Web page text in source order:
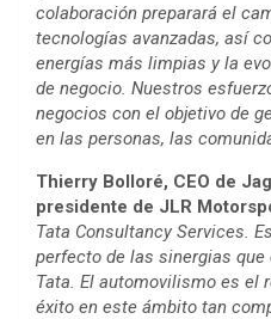
colaboración preparará el
tecnologías avanzadas, así
energías más limpias y la
de negocio. Nuestros
negocios con el objetivo de
en las personas, las
Thierry Bolloré, CEO de
presidente de JLR
Tata Consultancy Services.
perfecto de las sinergias
Tata. El automovilismo es el
éxito en este ámbito tan